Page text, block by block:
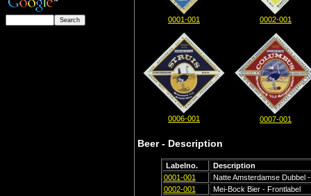
0001-001 0002-001
0006-001 0007-001
Beer - Description
Labelno.
Description
0001-001
Natte Amsterdamse Dubbel
0002-001
Mei-Bock Bier - Frontlabel